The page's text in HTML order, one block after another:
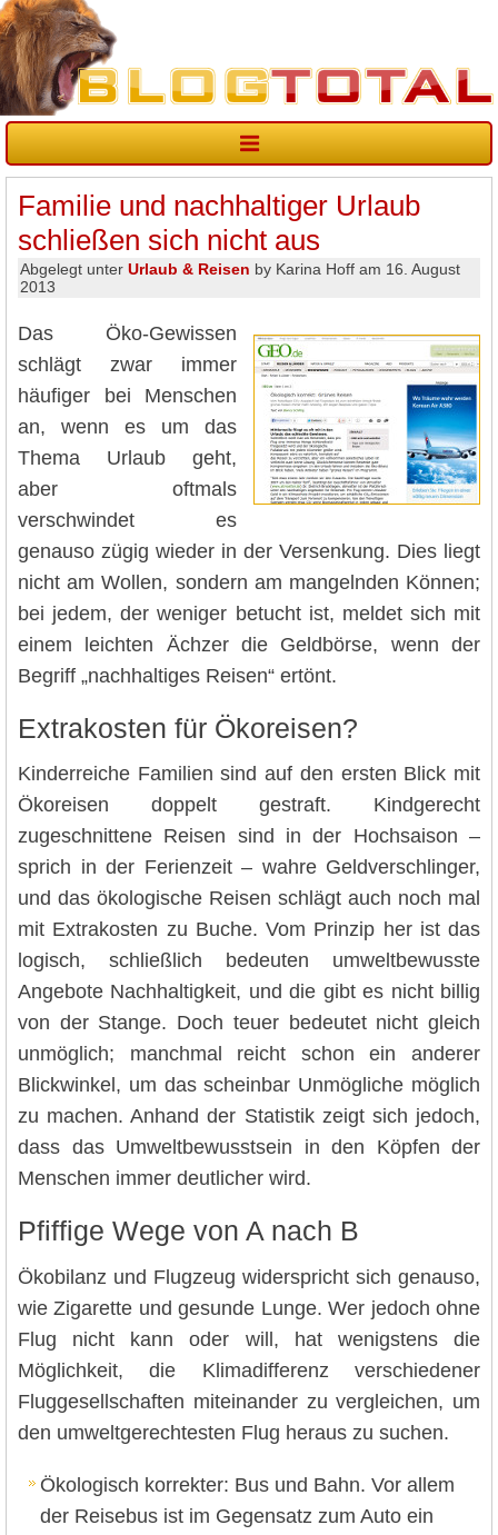
Familie und nachhaltiger Urlaub
schließen sich nicht aus
Abgelegt unter Urlaub & Reisen by Karina Hoff am 16. August
2013
Das Öko-Gewissen
schlägt zwar immer
häufiger bei Menschen
an, wenn es um das
Thema Urlaub geht,
aber oftmals
verschwindet es
genauso zügig wieder in der Versenkung. Dies liegt
nicht am Wollen, sondern am mangelnden Können;
bei jedem, der weniger betucht ist, meldet sich mit
einem leichten Ächzer die Geldbörse, wenn der
Begriff „nachhaltiges Reisen“ ertönt.
Extrakosten für Ökoreisen?
Kinderreiche Familien sind auf den ersten Blick mit
Ökoreisen doppelt gestraft. Kindgerecht
zugeschnittene Reisen sind in der Hochsaison –
sprich in der Ferienzeit – wahre Geldverschlinger,
und das ökologische Reisen schlägt auch noch mal
mit Extrakosten zu Buche. Vom Prinzip her ist das
logisch, schließlich bedeuten umweltbewusste
Angebote Nachhaltigkeit, und die gibt es nicht billig
von der Stange. Doch teuer bedeutet nicht gleich
unmöglich; manchmal reicht schon ein anderer
Blickwinkel, um das scheinbar Unmögliche möglich
zu machen. Anhand der Statistik zeigt sich jedoch,
dass das Umweltbewusstsein in den Köpfen der
Menschen immer deutlicher wird.
Pfiffige Wege von A nach B
Ökobilanz und Flugzeug widerspricht sich genauso,
wie Zigarette und gesunde Lunge. Wer jedoch ohne
Flug nicht kann oder will, hat wenigstens die
Möglichkeit, die Klimadifferenz verschiedener
Fluggesellschaften miteinander zu vergleichen, um
den umweltgerechtesten Flug heraus zu suchen.
Ökologisch korrekter: Bus und Bahn. Vor allem
der Reisebus ist im Gegensatz zum Auto ein